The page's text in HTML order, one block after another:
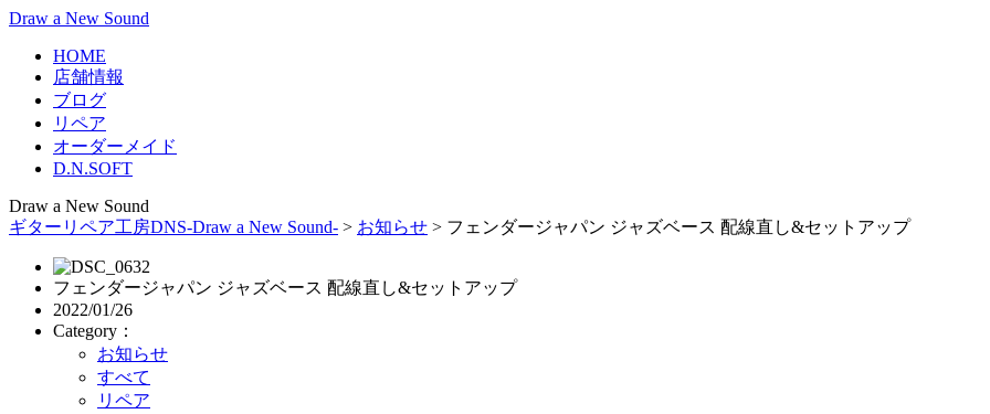
Draw a New Sound
HOME
店舗情報
ブログ
リペア
オーダーメイド
D.N.SOFT
Draw a New Sound
ギターリペア工房DNS-Draw a New Sound- > お知らせ > フェンダージャパン ジャズベース 配線直し&セットアップ
フェンダージャパン ジャズベース 配線直し&セットアップ
2022/01/26
Category：
お知らせ
すべて
リペア